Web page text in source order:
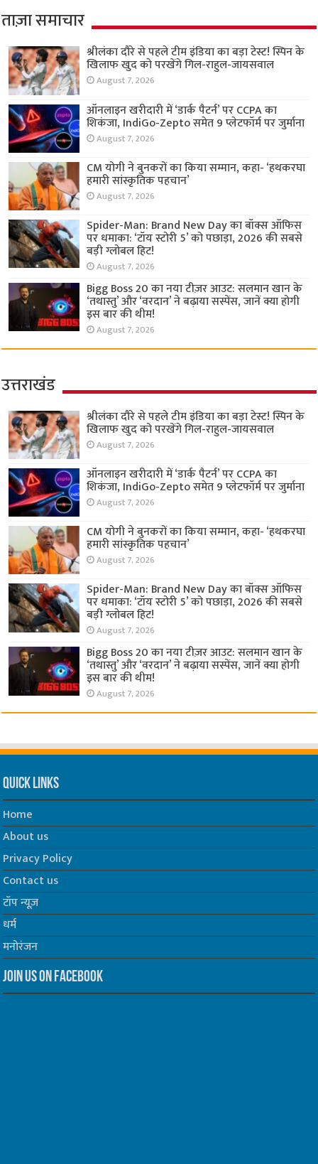
ताज़ा समाचार
श्रीलंका दौरे से पहले टीम इंडिया का बड़ा टेस्ट! स्पिन के
खिलाफ खुद को परखेंगे गिल-राहुल-जायसवाल
August 7, 2026
ऑनलाइन खरीदारी में ‘डार्क पैटर्न’ पर CCPA का
शिकंजा, IndiGo-Zepto समेत 9 प्लेटफॉर्म पर जुर्माना
August 7, 2026
CM योगी ने बुनकरों का किया सम्मान, कहा- ‘हथकरघा
हमारी सांस्कृतिक पहचान’
August 7, 2026
Spider-Man: Brand New Day का बॉक्स ऑफिस
पर धमाका: ‘टॉय स्टोरी 5’ को पछाड़ा, 2026 की सबसे
बड़ी ग्लोबल हिट!
August 7, 2026
Bigg Boss 20 का नया टीज़र आउट: सलमान खान के
‘तथास्तु’ और ‘वरदान’ ने बढ़ाया सस्पेंस, जानें क्या होगी
इस बार की थीम!
August 7, 2026
उत्तराखंड
श्रीलंका दौरे से पहले टीम इंडिया का बड़ा टेस्ट! स्पिन के
खिलाफ खुद को परखेंगे गिल-राहुल-जायसवाल
August 7, 2026
ऑनलाइन खरीदारी में ‘डार्क पैटर्न’ पर CCPA का
शिकंजा, IndiGo-Zepto समेत 9 प्लेटफॉर्म पर जुर्माना
August 7, 2026
CM योगी ने बुनकरों का किया सम्मान, कहा- ‘हथकरघा
हमारी सांस्कृतिक पहचान’
August 7, 2026
Spider-Man: Brand New Day का बॉक्स ऑफिस
पर धमाका: ‘टॉय स्टोरी 5’ को पछाड़ा, 2026 की सबसे
बड़ी ग्लोबल हिट!
August 7, 2026
Bigg Boss 20 का नया टीज़र आउट: सलमान खान के
‘तथास्तु’ और ‘वरदान’ ने बढ़ाया सस्पेंस, जानें क्या होगी
इस बार की थीम!
August 7, 2026
Quick Links
Home
About us
Privacy Policy
Contact us
टॉप न्यूज़
धर्म
मनोरंजन
Join us on Facebook